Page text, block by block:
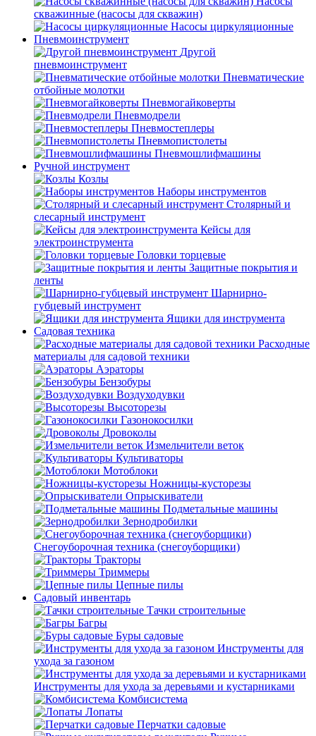
скважинные (насосы для скважин)
Насосы циркуляционные
Пневмоинструмент
Другой
пневмоинструмент
Пневматические
отбойные молотки
Пневмогайковерты
Пневмодрели
Пневмостеплеры
Пневмопистолеты
Пневмошлифмашины
Ручной инструмент
Козлы
Наборы инструментов
Столярный и
слесарный инструмент
Кейсы для
электроинструмента
Головки торцевые
Защитные покрытия и
ленты
Шарнирно-
губцевый инструмент
Ящики для инструмента
Садовая техника
Расходные
материалы для садовой техники
Аэраторы
Бензобуры
Воздуходувки
Высоторезы
Газонокосилки
Дровоколы
Измельчители веток
Культиваторы
Мотоблоки
Ножницы-кусторезы
Опрыскиватели
Подметальные машины
Зернодробилки
Снегоуборочная техника (снегоуборщики)
Тракторы
Триммеры
Цепные пилы
Садовый инвентарь
Тачки строительные
Багры
Буры садовые
Инструменты для
ухода за газоном
Инструменты для ухода за деревьями и кустарниками
Комбисистема
Лопаты
Перчатки садовые